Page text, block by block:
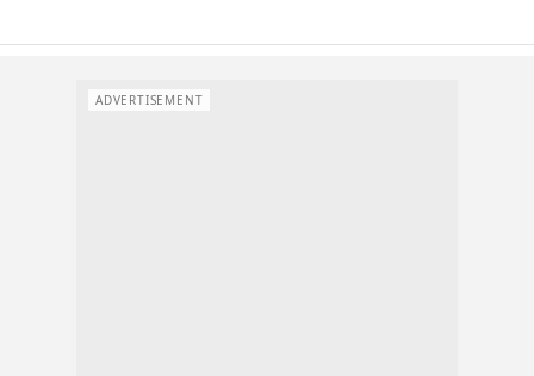
ADVERTISEMENT